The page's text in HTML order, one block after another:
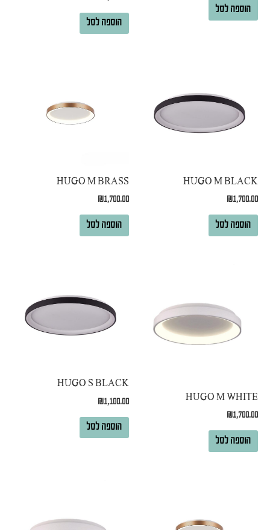
הוספה לסל
הוספה לסל
HUGO M BLACK
₪1,700.00
הוספה לסל
HUGO M BRASS
₪1,700.00
הוספה לסל
HUGO M WHITE
₪1,700.00
הוספה לסל
HUGO S BLACK
₪1,100.00
הוספה לסל